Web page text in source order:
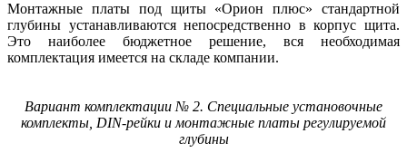
Монтажные платы под щиты «Орион плюс» стандартной
глубины устанавливаются непосредственно в корпус щита.
Это наиболее бюджетное решение, вся необходимая
комплектация имеется на складе компании.
Вариант комплектации № 2. Специальные установочные
комплекты, DIN-рейки и монтажные платы регулируемой
глубины